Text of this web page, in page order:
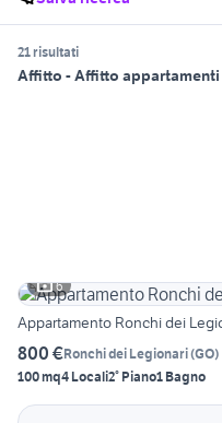
21 risultati
Affitto - Affitto
6
Appartamento Ronchi dei
800 €Ronchi dei Legionari(GO)
100 mq4 Locali2° Piano1 Bagno